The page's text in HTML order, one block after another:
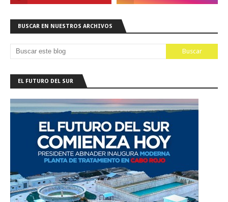
BUSCAR EN NUESTROS ARCHIVOS
EL FUTURO DEL SUR